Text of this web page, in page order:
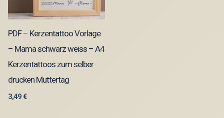
PDF – Kerzentattoo Vorlage
– Mama schwarz weiss – A4
Kerzentattoos zum selber
drucken Muttertag
3,49€